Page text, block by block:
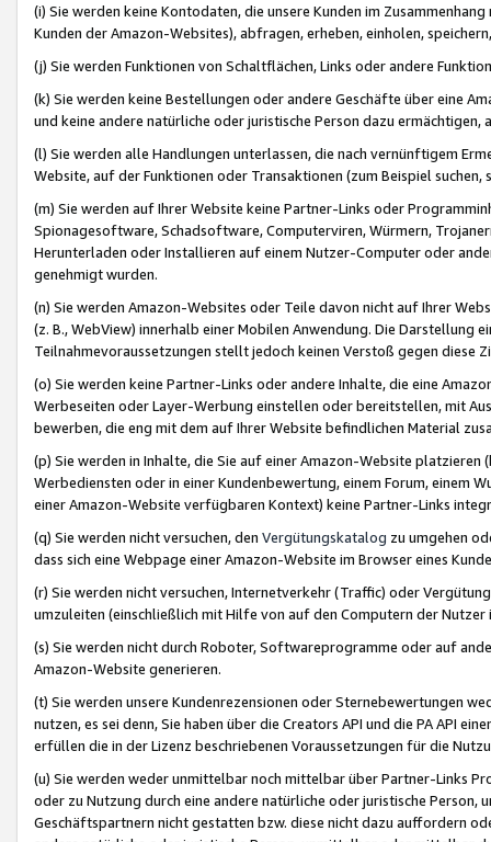
(i) Sie werden keine Kontodaten, die unsere Kunden im
Kunden der Amazon-Websites), abfragen, erheben, einholen,
(j) Sie werden Funktionen von Schaltflächen, Links oder andere
(k) Sie werden keine Bestellungen oder andere Geschäfte über eine
und keine andere natürliche oder juristische Person dazu
(l) Sie werden alle Handlungen unterlassen, die nach vernünftigem
Website, auf der Funktionen oder Transaktionen (zum Beispiel
(m) Sie werden auf Ihrer Website keine Partner-Links oder
Spionagesoftware, Schadsoftware, Computerviren, Würmern,
Herunterladen oder Installieren auf einem Nutzer-Computer oder
genehmigt wurden.
(n) Sie werden Amazon-Websites oder Teile davon nicht auf Ihrer
(z. B., WebView) innerhalb einer Mobilen Anwendung. Die Darstellung
Teilnahmevoraussetzungen stellt jedoch keinen Verstoß gegen diese
(o) Sie werden keine Partner-Links oder andere Inhalte, die eine
Werbeseiten oder Layer-Werbung einstellen oder bereitstellen, mit
bewerben, die eng mit dem auf Ihrer Website befindlichen Material
(p) Sie werden in Inhalte, die Sie auf einer Amazon-Website
Werbediensten oder in einer Kundenbewertung, einem Forum, einem
einer Amazon-Website verfügbaren Kontext) keine Partner-Links
(q) Sie werden nicht versuchen, den Vergütungskatalog zu umgehen
dass sich eine Webpage einer Amazon-Website im Browser eines
(r) Sie werden nicht versuchen, Internetverkehr (Traffic) oder
umzuleiten (einschließlich mit Hilfe von auf den Computern der
(s) Sie werden nicht durch Roboter, Softwareprogramme oder auf
Amazon-Website generieren.
(t) Sie werden unsere Kundenrezensionen oder Sternebewertungen
nutzen, es sei denn, Sie haben über die Creators API und die PA API
erfüllen die in der Lizenz beschriebenen Voraussetzungen für die
(u) Sie werden weder unmittelbar noch mittelbar über Partner-Links
oder zu Nutzung durch eine andere natürliche oder juristische
Geschäftspartnern nicht gestatten bzw. diese nicht dazu auffordern